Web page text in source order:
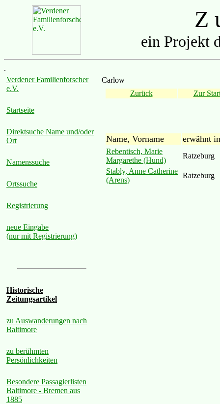
Z
ein Projekt
.
Verdener Familienforscher
e.V.
Startseite
Direktsuche Name und/oder
Ort
Namenssuche
Ortssuche
Registrierung
neue Eingabe
(nur mit Registrierung)
Historische
Zeitungsartikel
zu Auswanderungen nach
Baltimore
zu berühmten
Persönlichkeiten
Besondere Passagierlisten
Baltimore - Bremen aus
1885
Carlow
Zurück
Zur
Name, Vorname erwähnt in
Rebentisch, Marie
Margarethe (Hund)
Ratzeburg
Stably, Anne Catherine
(Arens)
Ratzeburg